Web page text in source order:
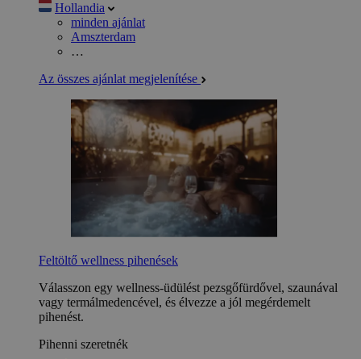
Hollandia
minden ajánlat
Amszterdam
…
Az összes ajánlat megjelenítése
Feltöltő wellness pihenések
Válasszon egy wellness-üdülést pezsgőfürdővel, szaunával
vagy termálmedencével, és élvezze a jól megérdemelt
pihenést.
Pihenni szeretnék